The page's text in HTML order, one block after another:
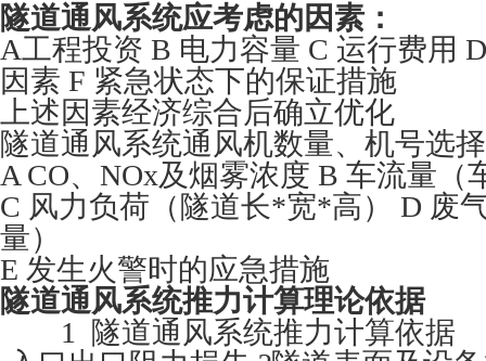
隧道通风系统应考虑的因素：
A工程投资 B 电力容量 C 运行费用
因素 F 紧急状态下的保证措施
上述因素经济综合后确立优化
隧道通风系统通风机数量、机号选
A CO、NOx及烟雾浓度 B 车流量（
C 风力负荷（隧道长*宽*高） D 废
量）
E 发生火警时的应急措施
隧道通风系统推力计算理论依据
1 隧道通风系统推力计算依据